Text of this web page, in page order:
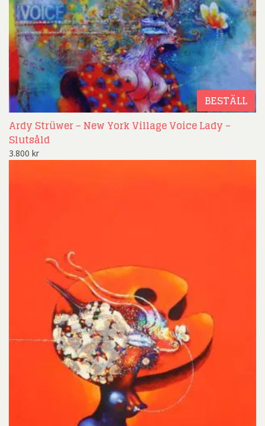
BESTÄLL
Ardy Strüwer – New York Village Voice Lady –
Slutsåld
3.800 kr